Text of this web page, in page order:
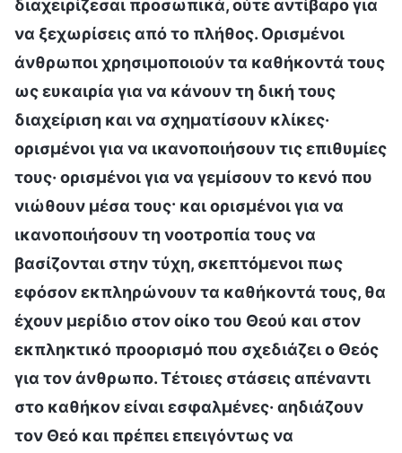
διαχειρίζεσαι προσωπικά, ούτε αντίβαρο για
να ξεχωρίσεις από το πλήθος. Ορισμένοι
άνθρωποι χρησιμοποιούν τα καθήκοντά τους
ως ευκαιρία για να κάνουν τη δική τους
διαχείριση και να σχηματίσουν κλίκες·
ορισμένοι για να ικανοποιήσουν τις επιθυμίες
τους· ορισμένοι για να γεμίσουν το κενό που
νιώθουν μέσα τους· και ορισμένοι για να
ικανοποιήσουν τη νοοτροπία τους να
βασίζονται στην τύχη, σκεπτόμενοι πως
εφόσον εκπληρώνουν τα καθήκοντά τους, θα
έχουν μερίδιο στον οίκο του Θεού και στον
εκπληκτικό προορισμό που σχεδιάζει ο Θεός
για τον άνθρωπο. Τέτοιες στάσεις απέναντι
στο καθήκον είναι εσφαλμένες· αηδιάζουν
τον Θεό και πρέπει επειγόντως να